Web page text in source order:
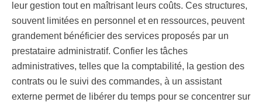
leur gestion tout en maîtrisant leurs coûts. Ces structures,
souvent limitées en personnel et en ressources, peuvent
grandement bénéficier des services proposés par un
prestataire administratif. Confier les tâches
administratives, telles que la comptabilité, la gestion des
contrats ou le suivi des commandes, à un assistant
externe permet de libérer du temps pour se concentrer sur